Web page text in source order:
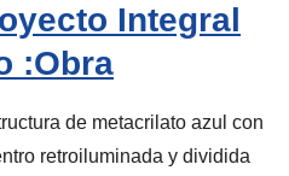
Integral
:Obra
de metacrilato azul con
retroiluminada y dividida